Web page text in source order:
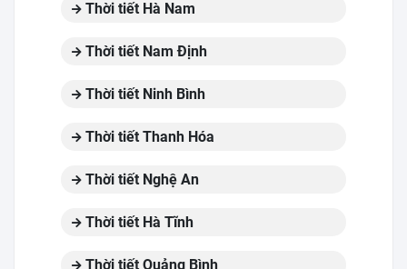
Thời tiết Hà Nam
Thời tiết Nam Định
Thời tiết Ninh Bình
Thời tiết Thanh Hóa
Thời tiết Nghệ An
Thời tiết Hà Tĩnh
Thời tiết Quảng Bình